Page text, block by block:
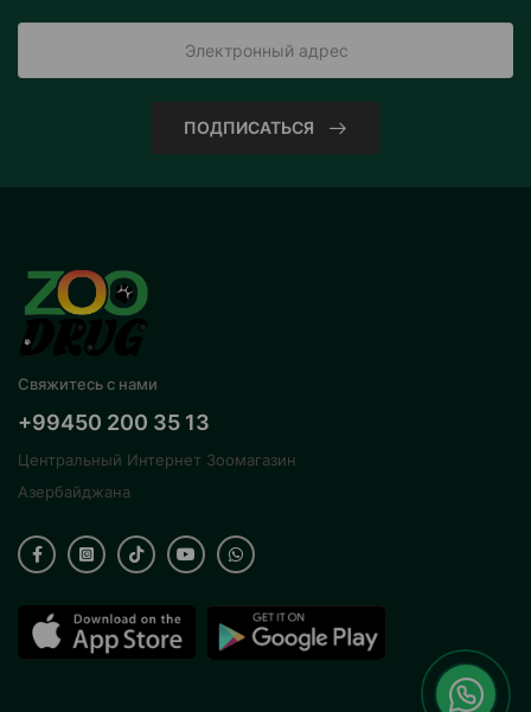
ПОДПИСАТЬСЯ
Свяжитесь с нами
+99450 200 35 13
Центральный Интернет Зоомагазин
Азербайджана